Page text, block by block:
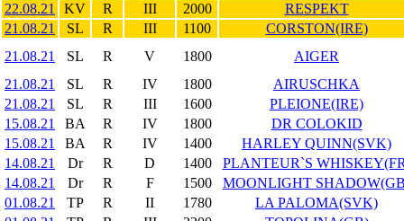
22.08.21
KV R III 2000
RESPEKT
21.08.21
SL R III 1100
CORSTON(IRE)
21.08.21
SL R V 1800
AIGER
21.08.21
SL R IV 1800
AIRUSCHKA
21.08.21
SL R III 1600
PLEIONE(IRE)
15.08.21
BA R IV 1800
DR COLOKID
15.08.21
BA R IV 1400
HARLEY QUINN(SVK)
14.08.21
Dr R D 1400
PLANTEUR`S
14.08.21
Dr R F 1500
MOONLIGHT
01.08.21
TP R II 1780
LA PALOMA(SVK)